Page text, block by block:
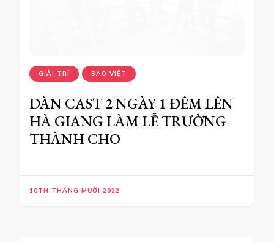
GIẢI TRÍ SAO VIỆT
DÀN CAST 2 NGÀY 1 ĐÊM LÊN
HÀ GIANG LÀM LỄ TRƯỞNG
THÀNH CHO
10TH THÁNG MƯỜI 2022